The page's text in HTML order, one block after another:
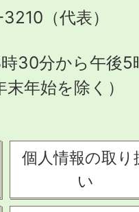
（代表）
30分から午後5
末年始を除く）
個人情報の取り
い